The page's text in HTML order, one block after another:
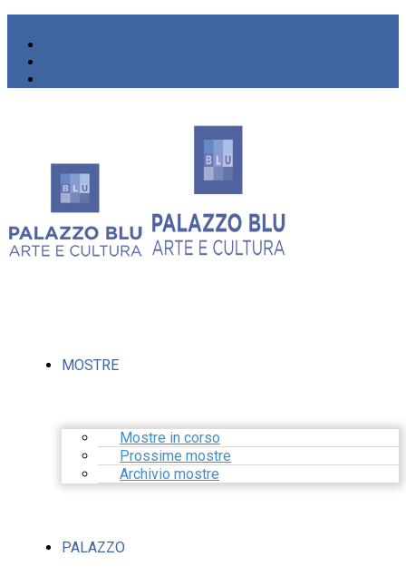
MOSTRE
Mostre in corso
Prossime mostre
Archivio mostre
PALAZZO